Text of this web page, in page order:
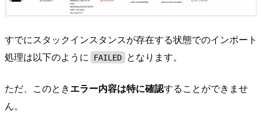
すでにスタックインスタンスが存在する状態でのインポート
処理は以下のように
FAILED となります。
ただ、このときエラー内容は特に確認することができませ
ん。